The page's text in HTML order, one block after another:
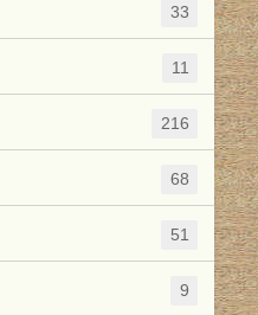
33
11
216
68
51
9